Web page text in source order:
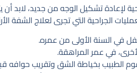
لإعادة تشكيل الوجه من جديد،
الجراحية التي تجرى لعلاج الشفة
في السنة الأولى من عمره.
في عمر المراهقة.
الطبيب بخياطة الشق وتقريب حوافه